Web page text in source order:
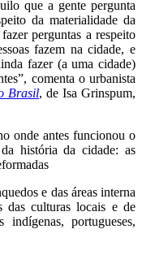
que a gente pergunta
da materialidade da
perguntas a respeito
fazem na cidade, e
fazer (a uma cidade)
comenta o urbanista
Brasil, de Isa Grinspum,
onde antes funcionou o
história da cidade: as
e das áreas interna
das culturas locais e de
portugueses,